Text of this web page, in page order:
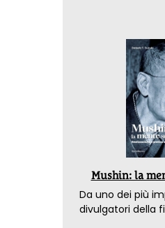
Mushin: la
Da uno dei più
divulgatori della